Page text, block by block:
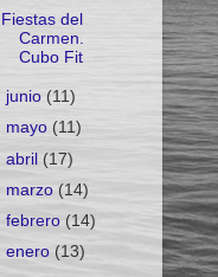
Fiestas del
Carmen.
Cubo Fit
junio (11)
mayo(11)
abril (17)
marzo (14)
febrero (14)
enero(13)